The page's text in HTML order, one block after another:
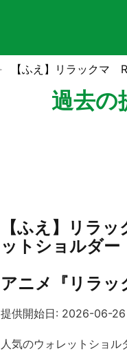
【ふえ】リラックマ
過去の
【ふえ】リラ
ットショルダー
アニメ『リラッ
提供開始日: 2026-06-
人気のウォレットショル